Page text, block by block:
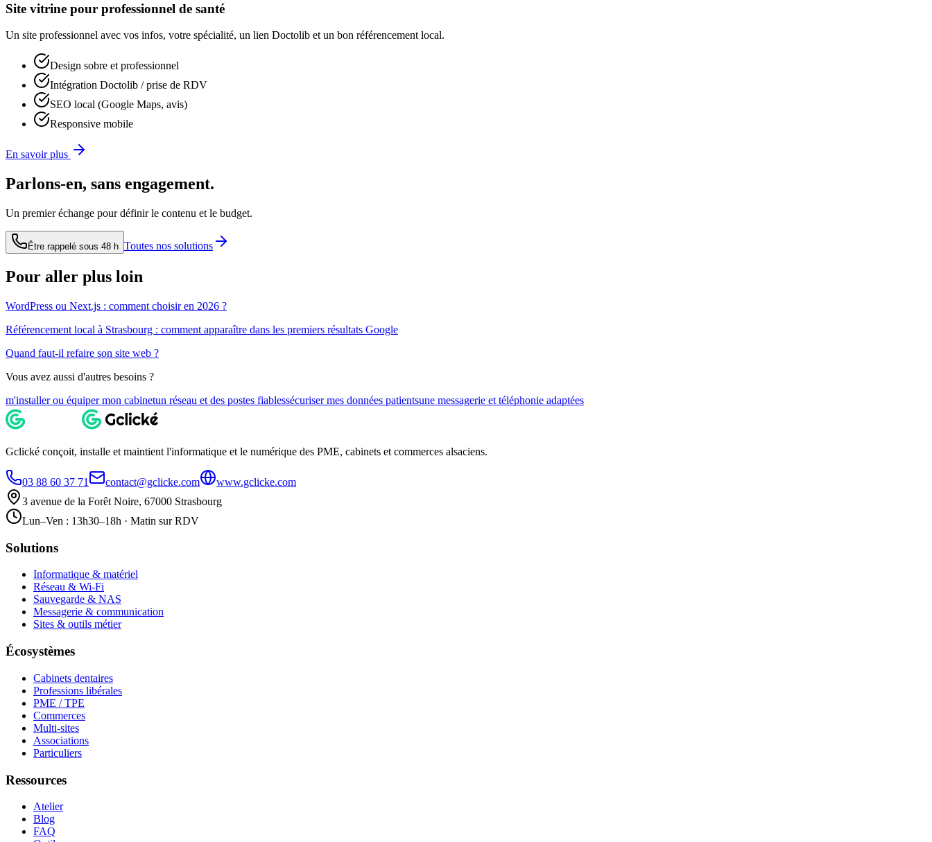
Site vitrine pour professionnel de santé
Un site professionnel avec vos infos, votre spécialité, un lien Doctolib et un bon référencement local.
Design sobre et professionnel
Intégration Doctolib / prise de RDV
SEO local (Google Maps, avis)
Responsive mobile
En savoir plus
Parlons-en, sans engagement.
Un premier échange pour définir le contenu et le budget.
Être rappelé sous 48 h Toutes nos solutions
Pour aller plus loin
WordPress ou Next.js : comment choisir en 2026 ?
Référencement local à Strasbourg : comment apparaître dans les premiers résultats Google
Quand faut-il refaire son site web ?
Vous avez aussi d'autres besoins ?
m'installer ou équiper mon cabinetun réseau et des postes fiablessécuriser mes données patientsune messagerie et téléphonie adaptées
Gclické conçoit, installe et maintient l'informatique et le numérique des PME, cabinets et commerces alsaciens.
03 88 60 37 71 contact@gclicke.com
www.gclicke.com
3 avenue de la Forêt Noire, 67000 Strasbourg
Lun–Ven : 13h30–18h · Matin sur RDV
Solutions
Informatique & matériel
Réseau & Wi-Fi
Sauvegarde & NAS
Messagerie & communication
Sites & outils métier
Écosystèmes
Cabinets dentaires
Professions libérales
PME / TPE
Commerces
Multi-sites
Associations
Particuliers
Ressources
Atelier
Blog
FAQ